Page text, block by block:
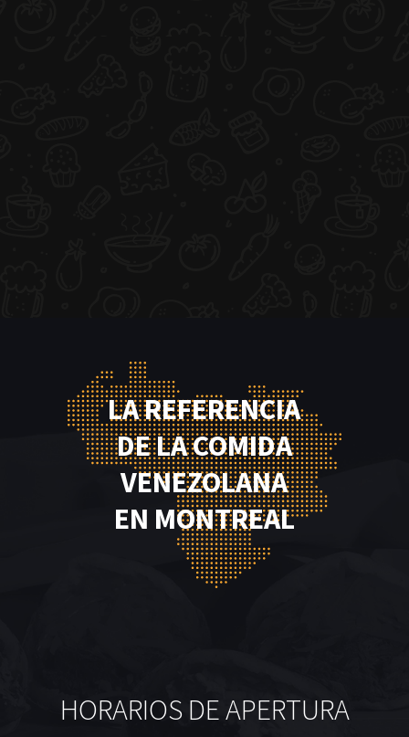
LA REFERENCIA
DE LA COMIDA
VENEZOLANA
EN MONTREAL
HORARIOS DE APERTURA